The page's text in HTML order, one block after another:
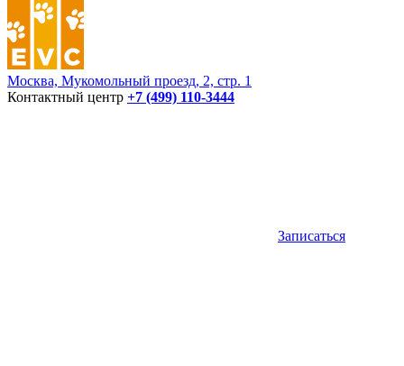
Москва, Мукомольный проезд, 2, стр. 1
Контактный центр +7 (499) 110-3444
Записаться